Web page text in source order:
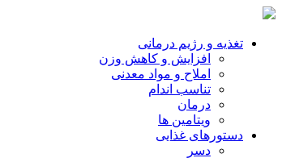
تغذیه و رژیم درمانی
افزایش و کاهش وزن
املاح و مواد معدنی
تناسب اندام
درمان
ویتامین ها
دستورهای غذایی
دسر